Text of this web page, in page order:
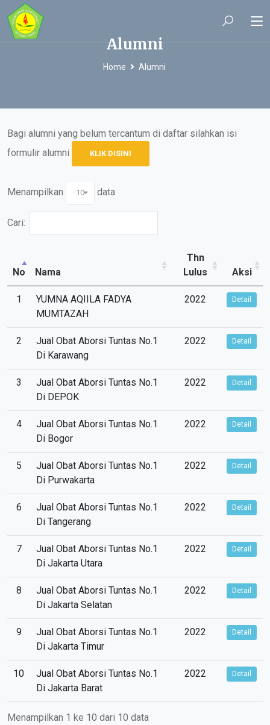
Alumni
Home Alumni
Bagi alumni yang belum tercantum di daftar silahkan isi
formulir alumni
KLIK DISINI
Menampilkan 10 data
Cari:
No Nama
Thn
Lulus
Aksi
1
YUMNA AQIILA FADYA
MUMTAZAH
2022 Detail
2
Jual Obat Aborsi Tuntas No.1
Di Karawang
2022 Detail
3
Jual Obat Aborsi Tuntas No.1
Di DEPOK
2022 Detail
4
Jual Obat Aborsi Tuntas No.1
Di Bogor
2022 Detail
5
Jual Obat Aborsi Tuntas No.1
Di Purwakarta
2022 Detail
6
Jual Obat Aborsi Tuntas No.1
Di Tangerang
2022 Detail
7
Jual Obat Aborsi Tuntas No.1
Di Jakarta Utara
2022 Detail
8
Jual Obat Aborsi Tuntas No.1
Di Jakarta Selatan
2022 Detail
9
Jual Obat Aborsi Tuntas No.1
Di Jakarta Timur
2022 Detail
10
Jual Obat Aborsi Tuntas No.1
Di Jakarta Barat
2022 Detail
Menampilkan 1 ke 10 dari 10 data